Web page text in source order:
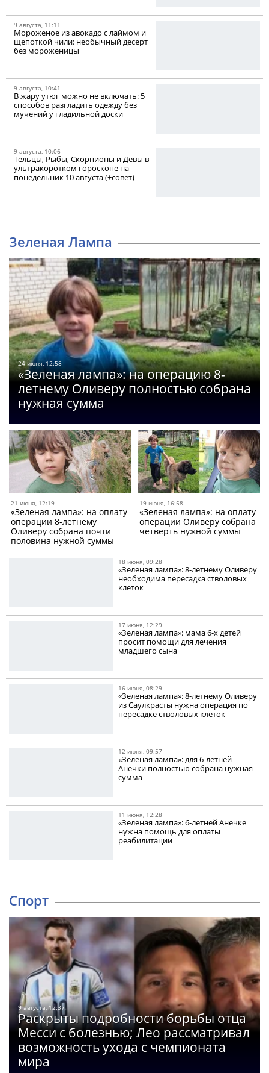
9 августа, 11:11
Мороженое из авокадо с лаймом и
щепоткой чили: необычный десерт
без мороженицы
9 августа, 10:41
В жару утюг можно не включать: 5
способов разгладить одежду без
мучений у гладильной доски
9 августа, 10:06
Тельцы, Рыбы, Скорпионы и Девы в
ультракоротком гороскопе на
понедельник 10 августа (+совет)
Зеленая Лампа
24 июня, 12:58
«Зеленая лампа»: на операцию 8-
летнему Оливеру полностью собрана
нужная сумма
21 июня, 12:19
«Зеленая лампа»: на оплату
операции 8-летнему
Оливеру собрана почти
половина нужной суммы
19 июня, 16:58
«Зеленая лампа»: на оплату
операции Оливеру собрана
четверть нужной суммы
18 июня, 09:28
«Зеленая лампа»: 8-летнему Оливеру
необходима пересадка стволовых
клеток
17 июня, 12:29
«Зеленая лампа»: мама 6-х детей
просит помощи для лечения
младшего сына
16 июня, 08:29
«Зеленая лампа»: 8-летнему Оливеру
из Саулкрасты нужна операция по
пересадке стволовых клеток
12 июня, 09:57
«Зеленая лампа»: для 6-летней
Анечки полностью собрана нужная
сумма
11 июня, 12:28
«Зеленая лампа»: 6-летней Анечке
нужна помощь для оплаты
реабилитации
Спорт
9 августа, 12:37
Раскрыты подробности борьбы отца
Месси с болезнью; Лео рассматривал
возможность ухода с чемпионата
мира